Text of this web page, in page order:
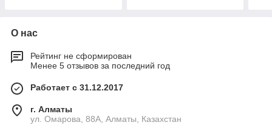
О нас
Рейтинг не сформирован
Менее 5 отзывов за последний год
Работает с 31.12.2017
г. Алматы
ул. Омарова, 88А, Алматы, Казахстан